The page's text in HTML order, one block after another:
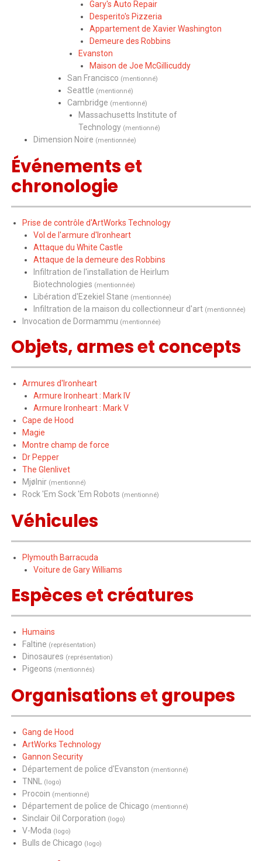
Gary's Auto Repair
Desperito's Pizzeria
Appartement de Xavier Washington
Demeure des Robbins
Evanston
Maison de Joe McGillicuddy
San Francisco (mentionné)
Seattle (mentionné)
Cambridge (mentionné)
Massachusetts Institute of
Technology (mentionné)
Dimension Noire (mentionnée)
Événementset
chronologie
Prise de contrôle d'ArtWorks Technology
Vol de l'armure d'Ironheart
Attaque du White Castle
Attaque de la demeure des Robbins
Infiltration de l'installation de Heirlum
Biotechnologies (mentionnée)
Libération d'Ezekiel Stane (mentionnée)
Infiltration de la maison du collectionneur d'art (mentionnée)
Invocation de Dormammu (mentionnée)
Objets,armesetconcepts
Armures d'Ironheart
Armure Ironheart : Mark IV
Armure Ironheart : Mark V
Cape de Hood
Magie
Montre champ de force
Dr Pepper
The Glenlivet
Mjølnir (mentionné)
Rock 'Em Sock 'Em Robots (mentionné)
Véhicules
Plymouth Barracuda
Voiture de Gary Williams
Espècesetcréatures
Humains
Faltine (représentation)
Dinosaures (représentation)
Pigeons (mentionnés)
Organisationsetgroupes
Gang de Hood
ArtWorks Technology
Gannon Security
Département de police d'Evanston (mentionné)
TNNL (logo)
Procoin (mentionné)
Département de police de Chicago (mentionné)
Sinclair Oil Corporation (logo)
V-Moda (logo)
Bulls de Chicago (logo)